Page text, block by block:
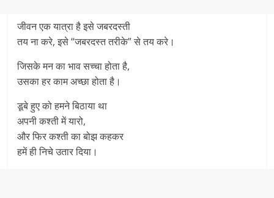
जीवन एक यात्रा है इसे जबरदस्ती
तय ना करे, इसे “जबरदस्त तरीके” से तय करे।
जिसके मन का भाव सच्चा होता है,
उसका हर काम अच्छा होता है।
डूबे हुए को हमने बिठाया था
अपनी कश्ती में यारो,
और फिर कश्ती का बोझ कहकर
हमें ही निचे उतार दिया।